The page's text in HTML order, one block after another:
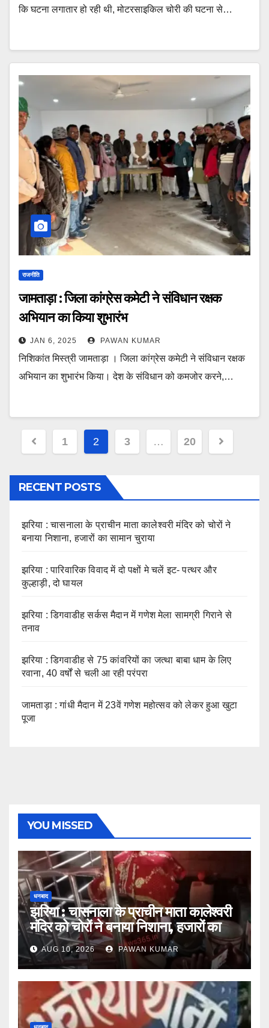
कि घटना लगातार हो रही थी, मोटरसाइकिल चोरी की घटना से…
राजनीति
जामताड़ा : जिला कांग्रेस कमेटी ने संविधान रक्षक
अभियान का किया शुभारंभ
JAN 6, 2025 PAWAN KUMAR
निशिकांत मिस्त्री जामताड़ा । जिला कांग्रेस कमेटी ने संविधान रक्षक
अभियान का शुभारंभ किया। देश के संविधान को कमजोर करने,…
Posts
1 2 3 … 20
RECENT POSTS
झरिया : चासनाला के प्राचीन माता कालेश्वरी मंदिर को चोरों ने
बनाया निशाना, हजारों का सामान चुराया
झरिया : पारिवारिक विवाद में दो पक्षों मे चलें इट- पत्थर और
कुल्हाड़ी, दो घायल
झरिया : डिगवाडीह सर्कस मैदान में गणेश मेला सामग्री गिराने से
तनाव
झरिया : डिगवाडीह से 75 कांवरियों का जत्था बाबा धाम के लिए
रवाना, 40 वर्षों से चली आ रही परंपरा
जामताड़ा : गांधी मैदान में 23वें गणेश महोत्सव को लेकर हुआ खुटा
पूजा
YOU MISSED
धनबाद
झरिया : चासनाला के प्राचीन माता कालेश्वरी
मंदिर को चोरों ने बनाया निशाना, हजारों का
सामान चुराया
AUG 10, 2026 PAWAN KUMAR